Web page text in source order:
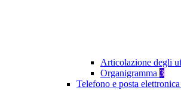
Articolazione degli
Organigramma 3
Telefono e posta elettronica